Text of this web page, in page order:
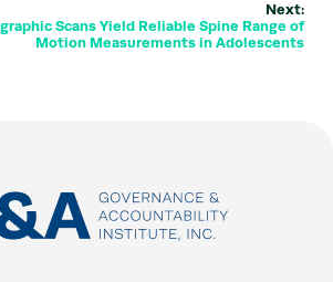
Next:
Scans Yield Reliable Spine Range of
Motion Measurements in Adolescents